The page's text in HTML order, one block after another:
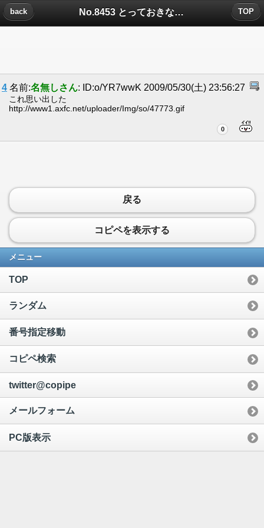
No.8453 とっておきな情報だよなんと！パソコンにこんなすごい機能がついた！についたコメント
back TOP
4 名前:名無しさん: ID:o/YR7wwK 2009/05/30(土) 23:56:27
これ思い出した
http://www1.axfc.net/uploader/Img/so/47773.gif
0
戻る
コピペを表示する
メニュー
TOP
ランダム
番号指定移動
コピペ検索
twitter@copipe
メールフォーム
PC版表示